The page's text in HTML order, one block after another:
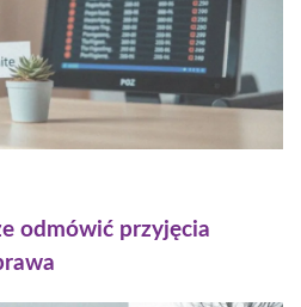
odmówić przyjęcia